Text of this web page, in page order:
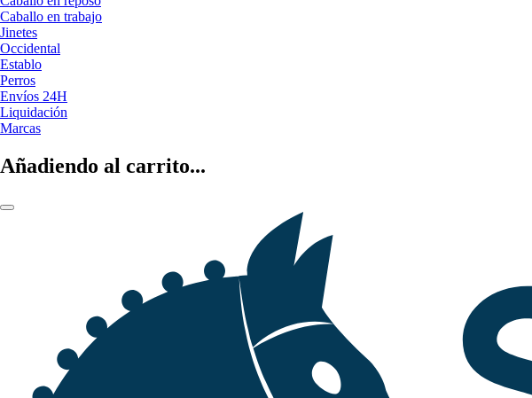
Caballo en trabajo
Jinetes
Occidental
Establo
Perros
Envíos 24H
Liquidación
Marcas
Añadiendo al carrito...